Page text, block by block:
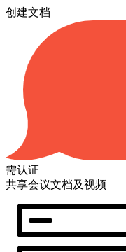
创建文档
需认证
共享会议文档及视频